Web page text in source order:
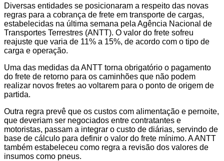
Diversas entidades se posicionaram a respeito das novas
regras para a cobrança de frete em transporte de cargas,
estabelecidas na última semana pela Agência Nacional de
Transportes Terrestres (ANTT). O valor do frete sofreu
reajuste que varia de 11% a 15%, de acordo com o tipo de
carga e operação.
Uma das medidas da ANTT torna obrigatório o pagamento
do frete de retorno para os caminhões que não podem
realizar novos fretes ao voltarem para o ponto de origem de
partida.
Outra regra prevê que os custos com alimentação e pernoite,
que deveriam ser negociados entre contratantes e
motoristas, passam a integrar o custo de diárias, servindo de
base de cálculo para definir o valor do frete mínimo. A ANTT
também estabeleceu como regra a revisão dos valores de
insumos como pneus.